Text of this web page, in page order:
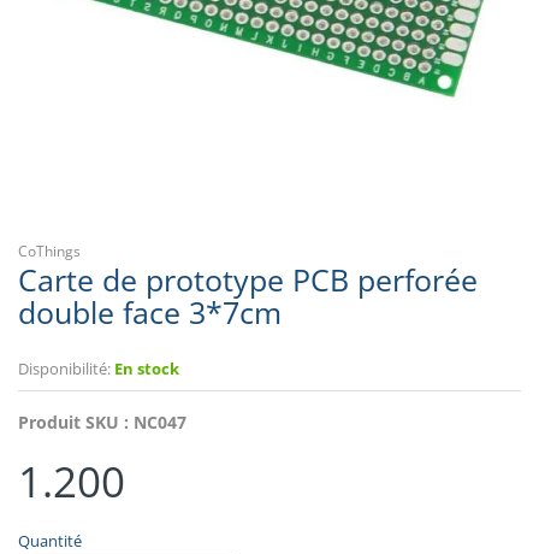
CoThings
Carte de prototype PCB perforée
double face 3*7cm
Disponibilité: En stock
Produit SKU : NC047
1.200
Quantité